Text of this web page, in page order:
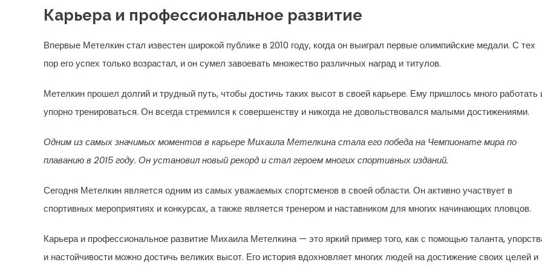
Карьера и профессиональное развитие
Впервые Метелкин стал известен широкой публике в 2010 году, когда он выиграл первые олимпийские медали. С тех
пор его успех только возрастал, и он сумел завоевать множество различных наград и титулов.
Метелкин прошел долгий и трудный путь, чтобы достичь таких высот в своей карьере. Ему пришлось много работать
упорно тренироваться. Он всегда стремился к совершенству и никогда не довольствовался малыми достижениями.
Одним из самых значимых моментов в карьере Михаила Метелкина стала его победа на Чемпионате мира по
плаванию в 2015 году. Он установил новый рекорд и стал героем многих спортивных изданий.
Сегодня Метелкин является одним из самых уважаемых спортсменов в своей области. Он активно участвует в
спортивных мероприятиях и конкурсах, а также является тренером и наставником для многих начинающих пловцов.
Карьера и профессиональное развитие Михаила Метелкина — это яркий пример того, как с помощью таланта,
и настойчивости можно достичь великих высот. Его история вдохновляет многих людей на достижение своих целей и